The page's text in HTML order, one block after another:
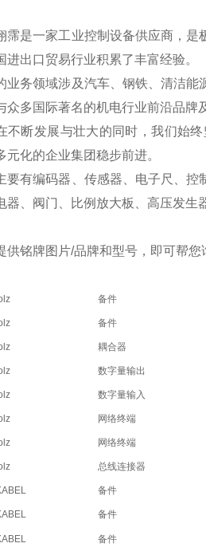
霈是一家工业控制设备供应商，
进出口贸易行业积累了丰富经验。
业务领域涉及汽车、钢铁、清洁能
众多国际著名的机电行业前沿品牌
不断发展与壮大的同时，我们始
元化的企业集团稳步前进。
要有编码器、传感器、电子尺、
器、阀门、比例放大板、高压发生
供铭牌图片/品牌和型号，即可帮您
备件
备件
耦合器
数字量输出
数字量输入
网络终端
网络终端
总线连接器
备件
备件
备件